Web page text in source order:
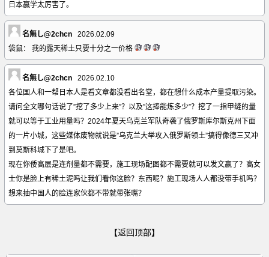
日本赢学太厉害了。
名無し@2chcn
2026.02.09
袋鼠： 我的露天稀土只要十分之一价格
名無し@2chcn
2026.02.10
各位国人和一帮日本人是看文章都没看出名堂，都在想什么成本产量提取污染。
请问全文哪句话说了”挖了多少上来”？以及”这捧能炼多少”？挖了一指甲缝的量
就可以等于工业用量吗？2024年夏天乌克兰军队奇袭了俄罗斯库尔斯克州下面
的一片小城，这些媒体废物就说是”乌克兰大举攻入俄罗斯领土”搞得像德三又冲
到莫斯科城下了是吧。
现在你倭高层是连剂量都不需要，施工现场配图都不需要就可以发文赢了？高女
士你是脸上有稀土泥吗让我们看你这脸？东西呢？施工现场人人都没带手机吗？
想来抽中国人的脸连家伙都不带就带张嘴？
【返回顶部】